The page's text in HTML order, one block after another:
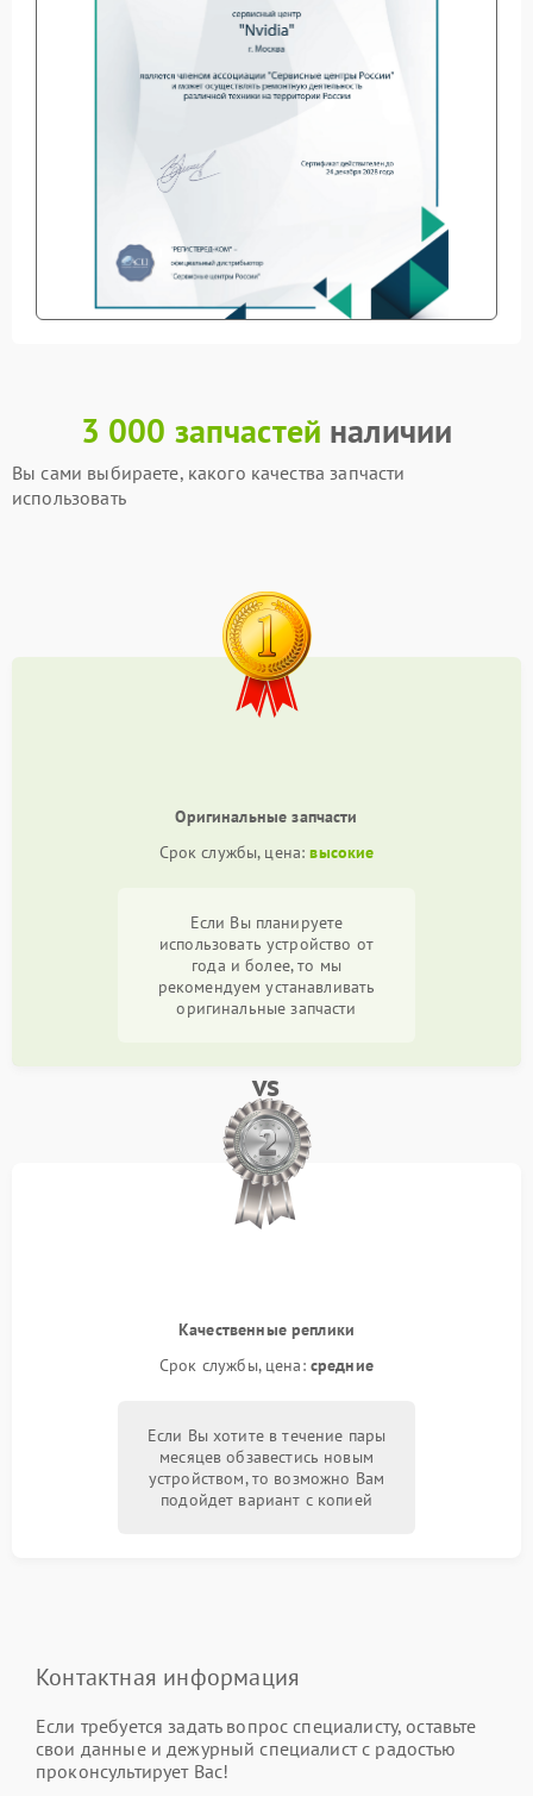
3 000 запчастей наличии
Вы сами выбираете, какого качества запчасти
использовать
Оригинальные запчасти
Срок службы, цена:высокие
Если Вы планируете
использовать устройство от
года и более, то мы
рекомендуем устанавливать
оригинальные запчасти
vs
Качественные реплики
Срок службы, цена: средние
Если Вы хотите в течение пары
месяцев обзавестись новым
устройством, то возможно Вам
подойдет вариант с копией
Контактная информация
Если требуется задать вопрос специалисту, оставьте
свои данные и дежурный специалист с радостью
проконсультирует Вас!